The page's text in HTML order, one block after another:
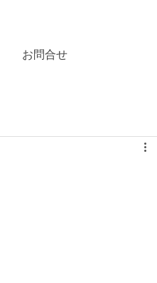
お問合せ